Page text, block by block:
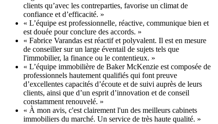
clients qu’avec les contreparties, favorise un climat de
confiance et d’efficacité. »
« L’équipe est professionnelle, réactive, communique bien et
est douée pour conclure des accords. »
« Fabrice Varandas est réactif et polyvalent. Il est en mesure
de conseiller sur un large éventail de sujets tels que
l'immobilier, la finance ou le contentieux. »
« L’équipe immobilière de Baker McKenzie est composée de
professionnels hautement qualifiés qui font preuve
d’excellentes capacités d’écoute et de suivi auprès de leurs
clients, ainsi que d’un esprit d’innovation et de conseil
constamment renouvelé. »
« À mon avis, c'est clairement l'un des meilleurs cabinets
immobiliers du marché. Un service de très haute qualité. »